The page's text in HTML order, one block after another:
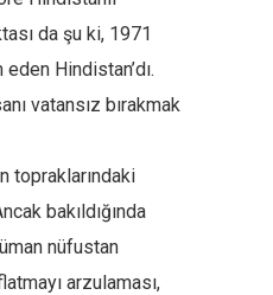
da şu ki, 1971
eden Hindistan’dı.
vatansız bırakmak
topraklarındaki
bakıldığında
nüfustan
arzulaması,